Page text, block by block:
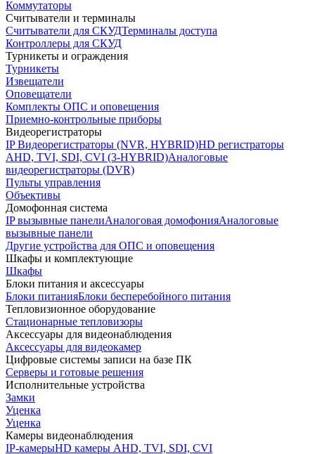
Коммутаторы
Считыватели и терминалы
Считыватели для СКУДТерминалы доступа
Контроллеры для СКУД
Турникеты и ограждения
Турникеты
Извещатели
Оповещатели
Комплекты ОПС и оповещения
Приемно-контрольные приборы
Видеорегистраторы
IP Видеорегистраторы (NVR, HYBRID)HD регистраторы
AHD, TVI, SDI, CVI (3-HYBRID)Аналоговые
видеорегистраторы (DVR)
Пульты управления
Объективы
Домофонная система
IP вызывные панелиАналоговая домофонияАналоговые
вызывные панели
Другие устройства для ОПС и оповещения
Шкафы и комплектующие
Шкафы
Блоки питания и аксессуары
Блоки питанияБлоки бесперебойного питания
Тепловизионное оборудование
Стационарные тепловизоры
Аксессуары для видеонаблюдения
Аксессуары для видеокамер
Цифровые системы записи на базе ПК
Серверы и готовые решения
Исполнительные устройства
Замки
Уценка
Уценка
Камеры видеонаблюдения
IP-камерыHD камеры AHD, TVI, SDI, CVI